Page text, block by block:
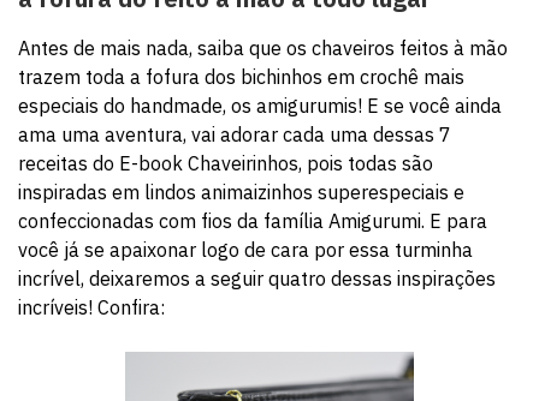
Antes de mais nada, saiba que os chaveiros feitos à mão
trazem toda a fofura dos bichinhos em crochê mais
especiais do handmade, os amigurumis! E se você ainda
ama uma aventura, vai adorar cada uma dessas 7
receitas do E-book Chaveirinhos, pois todas são
inspiradas em lindos animaizinhos superespeciais e
confeccionadas com fios da família Amigurumi. E para
você já se apaixonar logo de cara por essa turminha
incrível, deixaremos a seguir quatro dessas inspirações
incríveis! Confira: